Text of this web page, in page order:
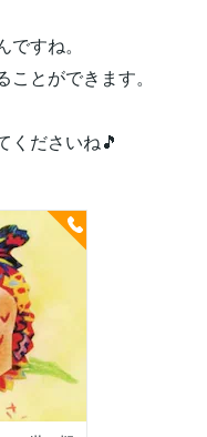
すね。
とができます。
くださいね🎵